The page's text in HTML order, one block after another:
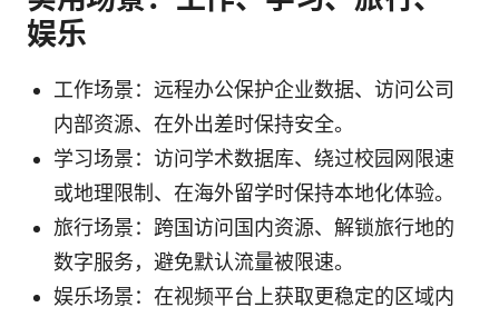
娱乐
工作场景：远程办公保护企业数据、访问公司
内部资源、在外出差时保持安全。
学习场景：访问学术数据库、绕过校园网限速
或地理限制、在海外留学时保持本地化体验。
旅行场景：跨国访问国内资源、解锁旅行地的
数字服务，避免默认流量被限速。
娱乐场景：在视频平台上获取更稳定的区域内